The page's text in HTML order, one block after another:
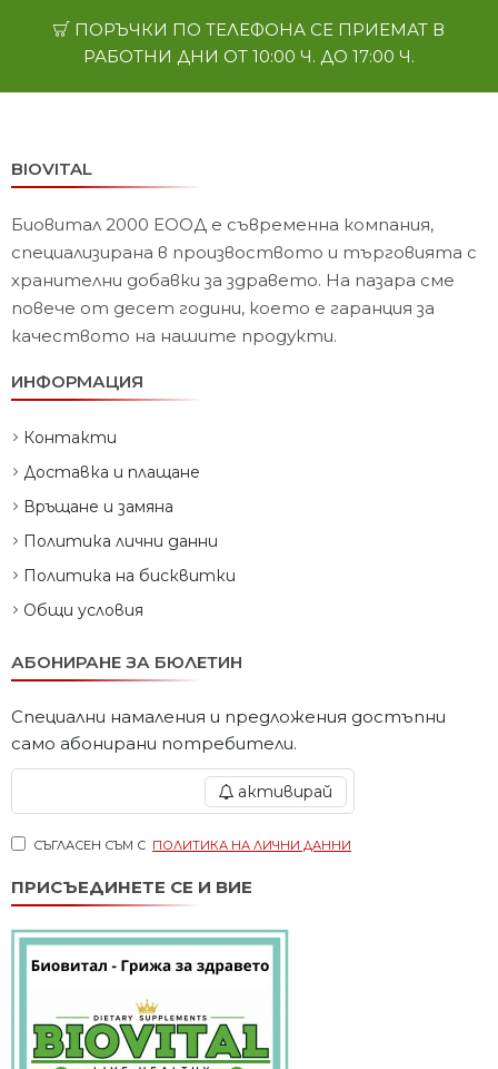
ПОРЪЧКИ ПО ТЕЛЕФОНА СЕ ПРИЕМАТ В
РАБОТНИ ДНИ ОТ 10:00 Ч. ДО 17:00 Ч.
BIOVITAL
Биовитал 2000 ЕООД е съвременна компания,
специализирана в произвоството и търговията с
хранителни добавки за здравето. На пазара сме
повече от десет години, което е гаранция за
качеството на нашите продукти.
ИНФОРМАЦИЯ
Контакти
Доставка и плащане
Връщане и замяна
Политика лични данни
Политика на бисквитки
Общи условия
АБОНИРАНЕ ЗА БЮЛЕТИН
Специални намаления и предложения достъпни
само абонирани потребители.
активирай
СЪГЛАСЕН СЪМ С ПОЛИТИКА НА ЛИЧНИ ДАННИ
ПРИСЪЕДИНЕТЕ СЕ И ВИЕ